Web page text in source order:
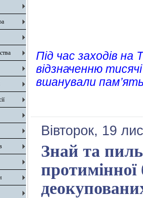
Під час заходів
відзначенню
вшанували пам’ять
Вівторок, 19
Знай та